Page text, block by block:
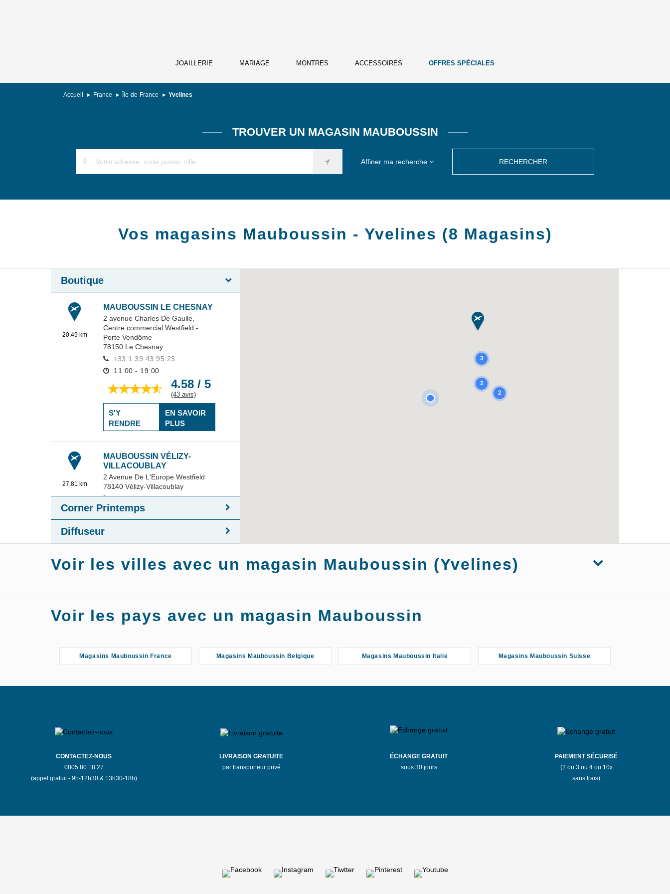
JOAILLERIE MARIAGE MONTRES ACCESSOIRES OFFRES SPÉCIALES
Accueil France Île-de-France Yvelines
TROUVER UN MAGASIN MAUBOUSSIN
Affiner ma recherche RECHERCHER
Vos magasins Mauboussin - Yvelines (8 Magasins)
Boutique
20.49 km
MAUBOUSSIN LE CHESNAY
2 avenue Charles De Gaulle,
Centre commercial Westfield -
Porte Vendôme
78150 Le Chesnay
+33 1 39 43 95 23
11:00 - 19:00
4.58 / 5
(43 avis)
EN SAVOIR
PLUS
S'Y
RENDRE
27.81 km
MAUBOUSSIN VÉLIZY-
VILLACOUBLAY
2 Avenue De L'Europe Westfield
78140 Vélizy-Villacoublay
+33 1 74 07 44 07
10:00 - 19:30
4.54 / 5
PLUS
RENDRE
Corner Printemps
Diffuseur
2
3
2
Voir les villes avec un magasin Mauboussin (Yvelines)
Voir les pays avec un magasin Mauboussin
Magasins Mauboussin France Magasins Mauboussin Belgique Magasins Mauboussin Italie Magasins Mauboussin Suisse
CONTACTEZ-NOUS
0805 80 18 27
(appel gratuit - 9h-12h30 & 13h30-18h)
LIVRAISON GRATUITE
par transporteur privé
ÉCHANGE GRATUIT
sous 30 jours
PAIEMENT SÉCURISÉ
(2 ou 3 ou 4 ou 10x
sans frais)